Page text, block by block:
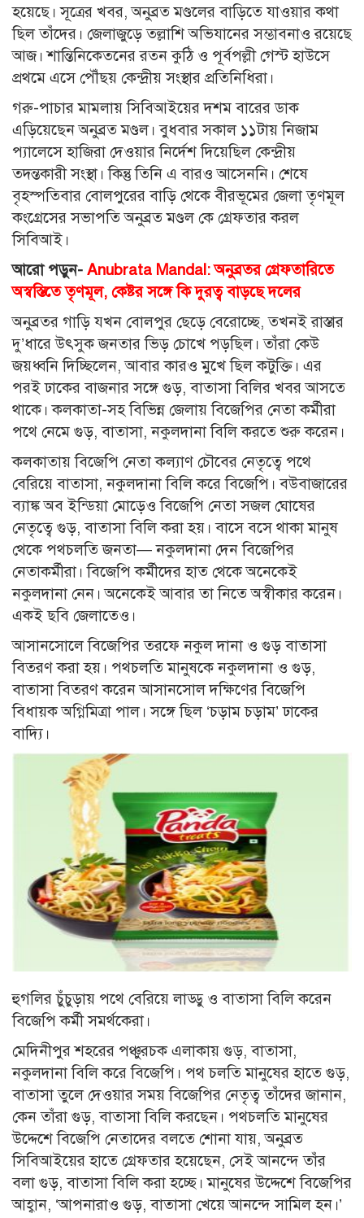
হয়েছে। সূত্রের খবর, অনুব্রত মণ্ডলের বাড়িতে যাওয়ার কথা
ছিল তাঁদের। জেলাজুড়ে তল্লাশি অভিযানের সম্ভাবনাও রয়েছে
আজ। শান্তিনিকেতনের রতন কুঠি ও পূর্বপল্লী গেস্ট হাউসে
প্রথমে এসে পৌঁছয় কেন্দ্রীয় সংস্থার প্রতিনিধিরা।
গরু-পাচার মামলায় সিবিআইয়ের দশম বারের ডাক
এড়িয়েছেন অনুব্রত মণ্ডল। বুধবার সকাল ১১টায় নিজাম
প্যালেসে হাজিরা দেওয়ার নির্দেশ দিয়েছিল কেন্দ্রীয়
তদন্তকারী সংস্থা। কিন্তু তিনি এ বারও আসেননি। শেষে
বৃহস্পতিবার বোলপুরের বাড়ি থেকে বীরভূমের জেলা তৃণমূল
কংগ্রেসের সভাপতি অনুব্রত মণ্ডল কে গ্রেফতার করল
সিবিআই।
আরো পড়ুন- Anubrata Mandal: অনুব্রতর গ্রেফতারিতে
অস্বস্তিতে তৃণমূল, কেষ্টর সঙ্গে কি দুরত্ব বাড়ছে দলের
অনুব্রতর গাড়ি যখন বোলপুর ছেড়ে বেরোচ্ছে, তখনই রাস্তার
দু’ধারে উৎসুক জনতার ভিড় চোখে পড়ছিল। তাঁরা কেউ
জয়ধ্বনি দিচ্ছিলেন, আবার কারও মুখে ছিল কটুক্তি। এর
পরই ঢাকের বাজনার সঙ্গে গুড়, বাতাসা বিলির খবর আসতে
থাকে। কলকাতা-সহ বিভিন্ন জেলায় বিজেপির নেতা কর্মীরা
পথে নেমে গুড়, বাতাসা, নকুলদানা বিলি করতে শুরু করেন।
কলকাতায় বিজেপি নেতা কল্যাণ চৌবের নেতৃত্বে পথে
বেরিয়ে বাতাসা, নকুলদানা বিলি করে বিজেপি। বউবাজারের
ব্যাঙ্ক অব ইন্ডিয়া মোড়েও বিজেপি নেতা সজল ঘোষের
নেতৃত্বে গুড়, বাতাসা বিলি করা হয়। বাসে বসে থাকা মানুষ
থেকে পথচলতি জনতা— নকুলদানা দেন বিজেপির
নেতাকর্মীরা। বিজেপি কর্মীদের হাত থেকে অনেকেই
নকুলদানা নেন। অনেকেই আবার তা নিতে অস্বীকার করেন।
একই ছবি জেলাতেও।
আসানসোলে বিজেপির তরফে নকুল দানা ও গুড় বাতাসা
বিতরণ করা হয়। পথচলতি মানুষকে নকুলদানা ও গুড়,
বাতাসা বিতরণ করেন আসানসোল দক্ষিণের বিজেপি
বিধায়ক অগ্নিমিত্রা পাল। সঙ্গে ছিল ‘চড়াম চড়াম’ ঢাকের
বাদ্যি।
হুগলির চুঁচুড়ায় পথে বেরিয়ে লাড্ডু ও বাতাসা বিলি করেন
বিজেপি কর্মী সমর্থকেরা।
মেদিনীপুর শহরের পঞ্চুরচক এলাকায় গুড়, বাতাসা,
নকুলদানা বিলি করে বিজেপি। পথ চলতি মানুষের হাতে গুড়,
বাতাসা তুলে দেওয়ার সময় বিজেপির নেতৃত্ব তাঁদের জানান,
কেন তাঁরা গুড়, বাতাসা বিলি করছেন। পথচলতি মানুষের
উদ্দেশে বিজেপি নেতাদের বলতে শোনা যায়, অনুব্রত
সিবিআইয়ের হাতে গ্রেফতার হয়েছেন, সেই আনন্দে তাঁর
বলা গুড়, বাতাসা বিলি করা হচ্ছে। মানুষের উদ্দেশে বিজেপির
আহ্বান, ‘আপনারাও গুড়, বাতাসা খেয়ে আনন্দে সামিল হন।’